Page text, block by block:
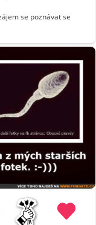
se poznávat se